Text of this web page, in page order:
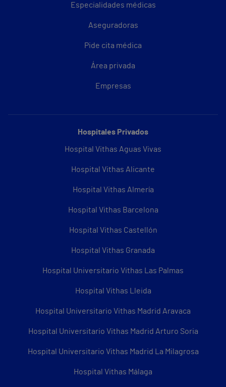
Especialidades médicas
Aseguradoras
Pide cita médica
Área privada
Empresas
Hospitales Privados
Hospital Vithas Aguas Vivas
Hospital Vithas Alicante
Hospital Vithas Almería
Hospital Vithas Barcelona
Hospital Vithas Castellón
Hospital Vithas Granada
Hospital Universitario Vithas Las Palmas
Hospital Vithas Lleida
Hospital Universitario Vithas Madrid Aravaca
Hospital Universitario Vithas Madrid Arturo Soria
Hospital Universitario Vithas Madrid La Milagrosa
Hospital Vithas Málaga